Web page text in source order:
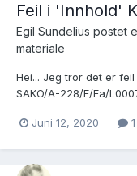
Feil i 'Innhold'
Egil Sundelius postet
materiale
Hei... Jeg tror det er
SAKO/A-228/F/Fa/
kirkebøker, F/Fa/
Juni 12, 2020